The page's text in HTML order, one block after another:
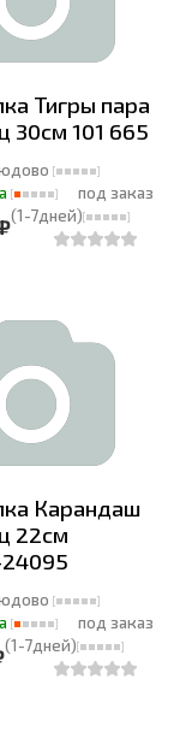
Тигры пара
30см 101 665
под заказ
(1-7дней)
Карандаш
22см
под заказ
(1-7дней)